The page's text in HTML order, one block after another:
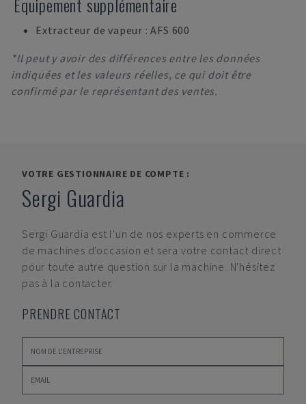
Extracteur de vapeur : AFS 600
*Il peut y avoir des différences entre les données
indiquées et les valeurs réelles, ce qui doit être
confirmé par le représentant des ventes.
VOTRE GESTIONNAIRE DE COMPTE :
Sergi Guardia
Sergi Guardia est l'un de nos experts en commerce
de machines d'occasion et sera votre contact direct
pour toute autre question sur la machine. N'hésitez
pas à la contacter.
PRENDRE CONTACT